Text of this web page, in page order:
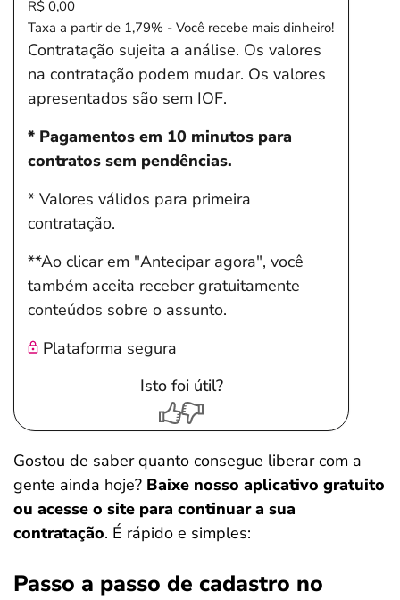
R$ 0,00
Taxa a partir de 1,79% - Você recebe mais dinheiro!
Contratação sujeita a análise. Os valores
na contratação podem mudar. Os valores
apresentados são sem IOF.
* Pagamentos em 10 minutos para
contratos sem pendências.
* Valores válidos para primeira
contratação.
**Ao clicar em "Antecipar agora", você
também aceita receber gratuitamente
conteúdos sobre o assunto.
Plataforma segura
Isto foi útil?
Gostou de saber quanto consegue liberar com a
gente ainda hoje? Baixe nosso aplicativo gratuito
ou acesse o site para continuar a sua
contratação. É rápido e simples:
Passo a passo de cadastro no